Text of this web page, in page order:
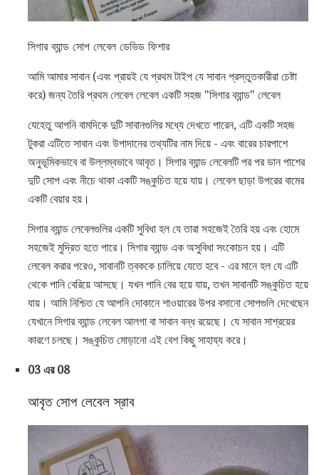
সিগার ব্যান্ড সোপ লেবেল ডেভিড ফিশার
আমি আমার সাবান (এবং প্রায়ই যে প্রথম টাইপ যে সাবান প্রস্তুতকারীরা চেষ্টা
করে) জন্য তৈরি প্রথম লেবেল লেবেল একটি সহজ "সিগার ব্যান্ড" লেবেল
যেহেতু আপনি বামদিকে দুটি সাবানগুলির মধ্যে দেখতে পারেন, এটি একটি সহজ
টুকরা এটিতে সাবান এবং উপাদানের তথ্যটির নাম দিয়ে - এবং বারের চারপাশে
অনুভূমিকভাবে বা উল্লম্বভাবে আবৃত। সিগার ব্যান্ড লেবেলটি পর পর ডান পাশের
দুটি সোপ এবং নীচে থাকা একটি সঙ্কুচিত হয়ে যায়। লেবেল ছাড়া উপরের বামের
একটি বেয়ার হয়।
সিগার ব্যান্ড লেবেলগুলির একটি সুবিধা হল যে তারা সহজেই তৈরি হয় এবং হোমে
সহজেই মুদ্রিত হতে পারে। সিগার ব্যান্ড এক অসুবিধা সংকোচন হয়। এটি
লেবেল করার পরেও, সাবানটি ত্বককে চালিয়ে যেতে হবে - এর মানে হল যে এটি
থেকে পানি বেরিয়ে আসছে। যখন পানি বের হয়ে যায়, তখন সাবানটি সঙ্কুচিত হয়ে
যায়। আমি নিশ্চিত যে আপনি দোকানে শাওয়ারের উপর বসানো সোপগুলি দেখেছেন
যেখানে সিগার ব্যান্ড লেবেল আলগা বা সাবান বন্ধ রয়েছে। যে সাবান সাশ্রয়ের
কারণে চলছে। সঙ্কুচিত মোড়ানো এই বেশ কিছু সাহায্য করে।
03 এর 08
আবৃত সোপ লেবেল স্রাব